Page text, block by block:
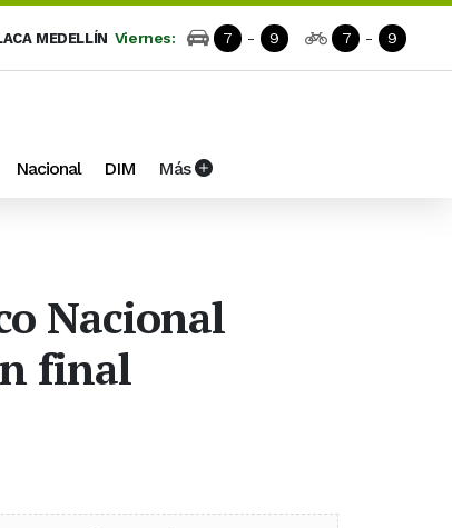
MEDELLÍN Viernes: 7 - 9 7 - 9
Nacional DIM Más
Nacional
final